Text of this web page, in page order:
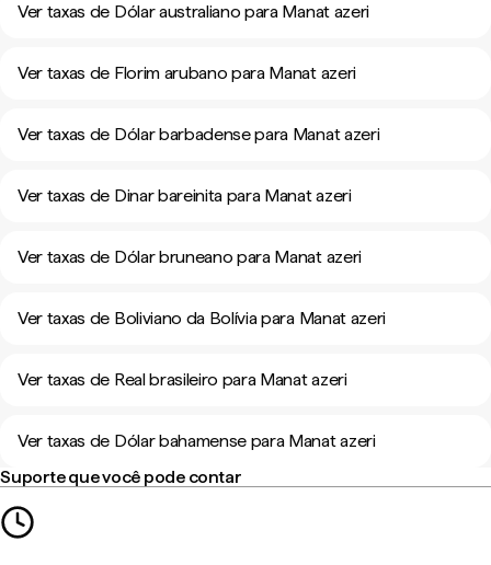
Ver taxas de Dólar australiano para Manat azeri
Ver taxas de Florim arubano para Manat azeri
Ver taxas de Dólar barbadense para Manat azeri
Ver taxas de Dinar bareinita para Manat azeri
Ver taxas de Dólar bruneano para Manat azeri
Ver taxas de Boliviano da Bolívia para Manat azeri
Ver taxas de Real brasileiro para Manat azeri
Ver taxas de Dólar bahamense para Manat azeri
Suporte que você pode contar